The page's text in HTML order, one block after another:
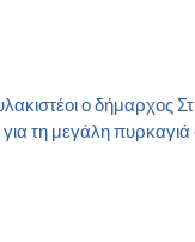
ο δήμαρχος
τη μεγάλη πυρκαγιά